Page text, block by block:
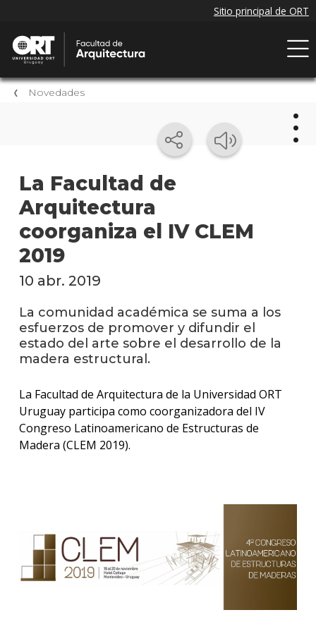
Novedades
La Facultad de
Arquitectura
coorganiza el IV CLEM
2019
10 abr. 2019
La comunidad académica se suma a los
esfuerzos de promover y difundir el
estado del arte sobre el desarrollo de la
madera estructural.
La Facultad de Arquitectura de la Universidad ORT
Uruguay participa como coorganizadora del IV
Congreso Latinoamericano de Estructuras de
Madera (CLEM 2019).